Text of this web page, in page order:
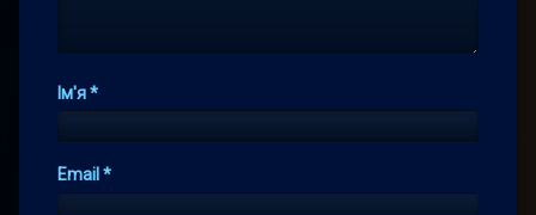
Ім'я*
Email *